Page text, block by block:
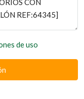
de uso